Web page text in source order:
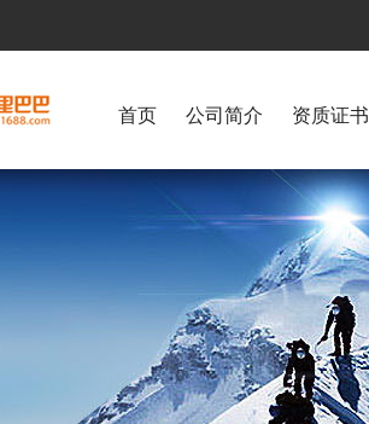
首页 公司简介 资质证书